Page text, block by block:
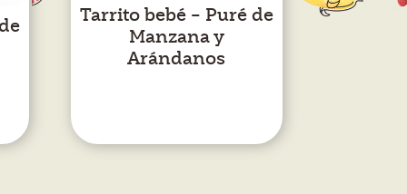
Tarrito bebé – Puré de
Manzana y
Arándanos